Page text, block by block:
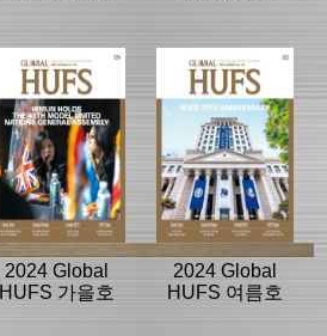
2024 Global
HUFS 가을호
2024 Global
HUFS 여름호